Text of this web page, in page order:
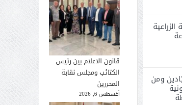
قانون الاعلام بين رئيس
الكتائب ومجلس نقابة
المحررين
أغسطس 6, 2026
ومن